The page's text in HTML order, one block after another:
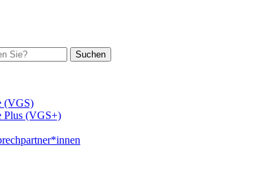
Suchen
(VGS)
Plus (VGS+)